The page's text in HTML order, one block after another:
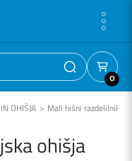
0
OHIŠJA Mali hišni razdelilniki
ohišja